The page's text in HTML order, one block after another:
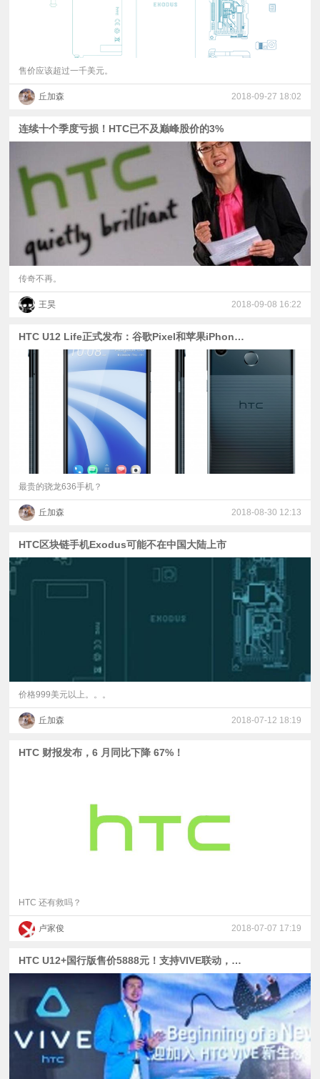
售价应该超过一千美元。
丘加森 2018-09-27 18:02
连续十个季度亏损！HTC已不及巅峰股价的3%
传奇不再。
王昊 2018-09-08 16:22
HTC U12 Life正式发布：谷歌Pixel和苹果iPhone X的混血儿
最贵的骁龙636手机？
丘加森 2018-08-30 12:13
HTC区块链手机Exodus可能不在中国大陆上市
价格999美元以上。。。
丘加森 2018-07-12 18:19
HTC 财报发布，6 月同比下降 67%！
HTC 还有救吗？
卢家俊 2018-07-07 17:19
HTC U12+国行版售价5888元！支持VIVE联动，拍照匹敌华为P20